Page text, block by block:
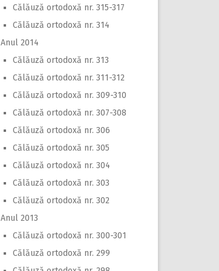
Călăuză ortodoxă nr. 315-317
Călăuză ortodoxă nr. 314
Anul 2014
Călăuză ortodoxă nr. 313
Călăuză ortodoxă nr. 311-312
Călăuză ortodoxă nr. 309-310
Călăuză ortodoxă nr. 307-308
Călăuză ortodoxă nr. 306
Călăuză ortodoxă nr. 305
Călăuză ortodoxă nr. 304
Călăuză ortodoxă nr. 303
Călăuză ortodoxă nr. 302
Anul 2013
Călăuză ortodoxă nr. 300-301
Călăuză ortodoxă nr. 299